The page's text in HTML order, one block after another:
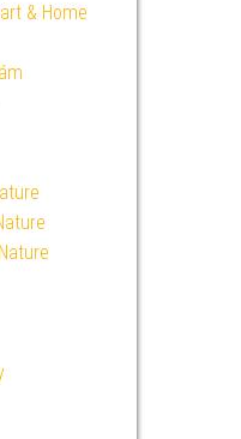
& Home